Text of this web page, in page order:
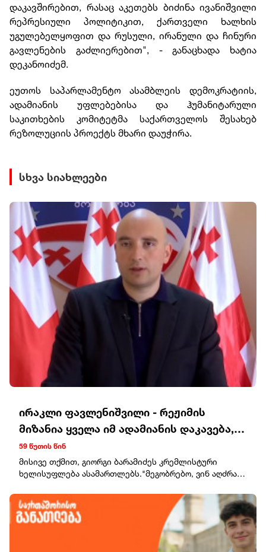
დაკავშირებით, რასაც აკეთებს ბიძინა ივანიშვილი
რეპრესიული პოლიტიკით, ქართველი ხალხის
უგულებელყოფით და რუსული, ირანული და ჩინური
გავლენების გაძლიერებით", - განაცხადა ხატია
დეკანოიძემ.
ეუთოს საპარლამენტო ასამბლეის დემოკრატიის,
ადამიანის უფლებებისა და ჰუმანიტარული
საკითხების კომიტეტმა საქართველოს შესახებ
რეზოლუციის პროექტს მხარი დაუჭირა.
სხვა სიახლეები
ირაკლი ფავლენიშვილი - რეჟიმის
მიზანია ყველა იმ ადამიანის დაკავება,
ვინც არის მიუღებელი კრემლისა და
ივანიშვილისთვის
59 წუთის წინ
მისივე თქმით, გიორგი ბარამიძეს კრემლისტური
ხელისუფლება ასამართლებს."მეგობრებო, ვინ აღძრა
ივანიშვილის რეჟიმმა. რა გვახსენდება ივანიშვილის
რეჟიმზე პირველი - ის, რომ ეს ადამიანები "ოცნების"
დაფუძნების დღიდან საქართველოს ადანაშაულებენ
ომის დაწყებაში, ეს დღესაც გრძელდება. ეს
ადამიანები საუბრობდნენ მძინარე ცხინვალის